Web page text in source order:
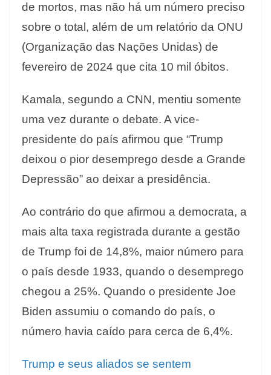
de mortos, mas não há um número preciso
sobre o total, além de um relatório da ONU
(Organização das Nações Unidas) de
fevereiro de 2024 que cita 10 mil óbitos.
Kamala, segundo a CNN, mentiu somente
uma vez durante o debate. A vice-
presidente do país afirmou que “Trump
deixou o pior desemprego desde a Grande
Depressão” ao deixar a presidência.
Ao contrário do que afirmou a democrata, a
mais alta taxa registrada durante a gestão
de Trump foi de 14,8%, maior número para
o país desde 1933, quando o desemprego
chegou a 25%. Quando o presidente Joe
Biden assumiu o comando do país, o
número havia caído para cerca de 6,4%.
Trump e seus aliados se sentem